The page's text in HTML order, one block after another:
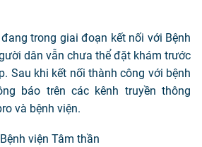
trong giai đoạn kết nối với Bệnh
dân vẫn chưa thể đặt khám trước
Sau khi kết nối thành công với bệnh
báo trên các kênh truyền thông
và bệnh viện.